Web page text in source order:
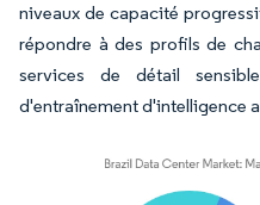
niveaux de capacité
répondre à des profils de
services de détail
d'entraînement d'intelligence